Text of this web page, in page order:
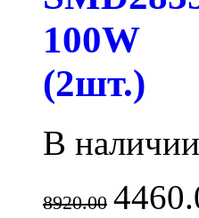
100W
(2шт.)
В наличии
8920.00